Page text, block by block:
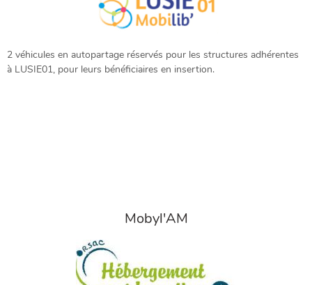
2 véhicules en autopartage réservés pour les structures adhérentes
à LUSIE01, pour leurs bénéficiaires en insertion.
Mobyl'AM